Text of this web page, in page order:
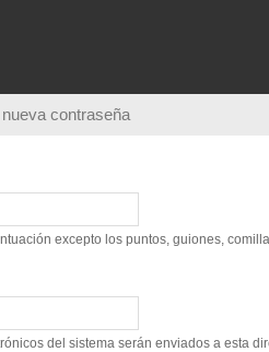
contraseña
excepto los puntos, guiones,
del sistema serán enviados a esta